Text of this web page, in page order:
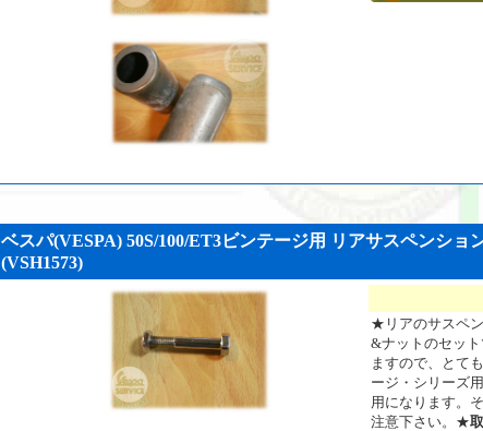
ベスパ(VESPA) 50S/100/ET3ビンテージ用 リアサスペンシ
(VSH1573)
★リアのサスペ
&ナットのセッ
ますので、とて
ージ・シリーズ
用になります。
注意下さい。★